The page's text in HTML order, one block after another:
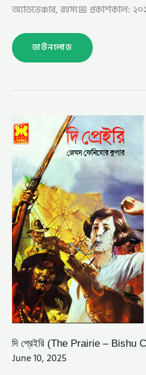
অ্যাডভেঞ্চার, রহস্য📅 প্রকাশকাল:
ডাউনলোড
দি প্রেইরি (The Prairie – Bishu
June 10, 2025
PRAIRIE
BISHU
CHOWDHURY)